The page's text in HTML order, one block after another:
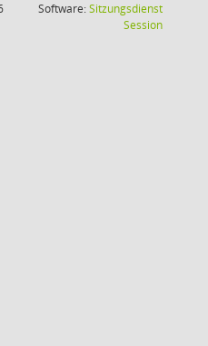
Software:Sitzungsdienst
Session(Wird in